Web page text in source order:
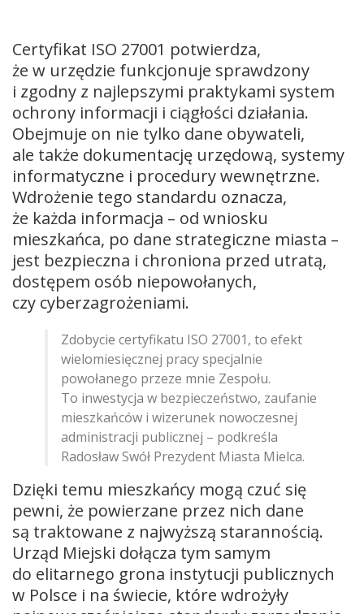
Certyfikat ISO 27001 potwierdza,
że w urzędzie funkcjonuje sprawdzony
i zgodny z najlepszymi praktykami system
ochrony informacji i ciągłości działania.
Obejmuje on nie tylko dane obywateli,
ale także dokumentację urzędową, systemy
informatyczne i procedury wewnętrzne.
Wdrożenie tego standardu oznacza,
że każda informacja – od wniosku
mieszkańca, po dane strategiczne miasta –
jest bezpieczna i chroniona przed utratą,
dostępem osób niepowołanych,
czy cyberzagrożeniami.
Zdobycie certyfikatu ISO 27001, to efekt
wielomiesięcznej pracy specjalnie
powołanego przeze mnie Zespołu.
To inwestycja w bezpieczeństwo, zaufanie
mieszkańców i wizerunek nowoczesnej
administracji publicznej – podkreśla
Radosław Swół Prezydent Miasta Mielca.
Dzięki temu mieszkańcy mogą czuć się
pewni, że powierzane przez nich dane
są traktowane z najwyższą starannością.
Urząd Miejski dołącza tym samym
do elitarnego grona instytucji publicznych
w Polsce i na świecie, które wdrożyły